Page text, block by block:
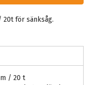
20t för sänksåg.
/ 20 t